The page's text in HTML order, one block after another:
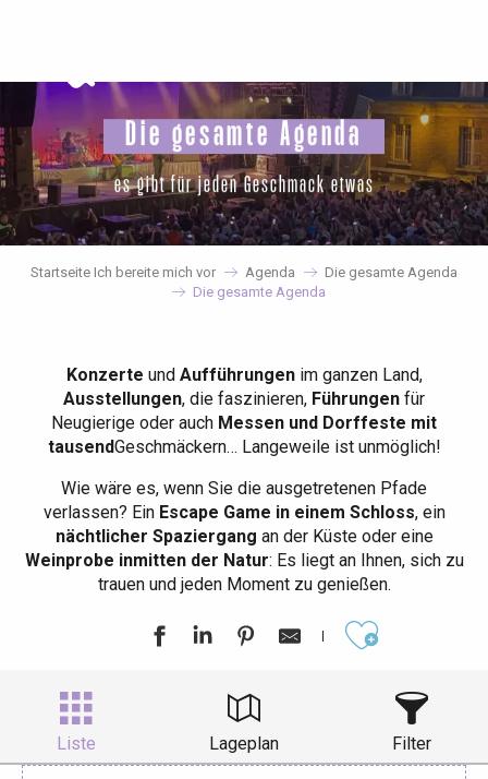
principal
Die gesamte Agenda
es gibt für jeden Geschmack etwas
Startseite Ich bereite mich vor Agenda
Die gesamte Agenda
Die gesamte Agenda
Konzerte und Aufführungenim ganzen Land,
Ausstellungen, die faszinieren, Führungen für
Neugierige oder auch Messen und Dorffeste mit
tausendGeschmäckern… Langeweile ist unmöglich!
Wie wäre es, wenn Sie die ausgetretenen Pfade
verlassen? EinEscape Game in einem Schloss, ein
nächtlicher Spaziergang an der Küste oder eine
Weinprobe inmitten der Natur: Es liegt an Ihnen, sich zu
trauen und jeden Moment zu genießen.
Liste Lageplan Filter